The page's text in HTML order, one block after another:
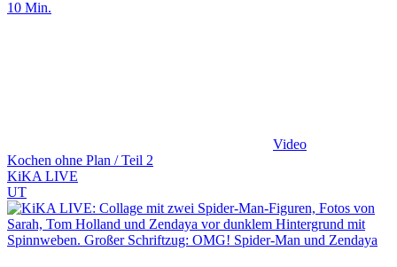
10 Min.
Video
Kochen ohne Plan / Teil 2
KiKA LIVE
UT